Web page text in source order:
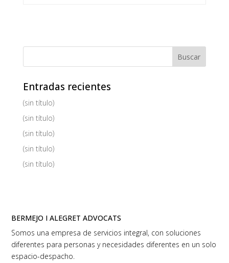
Entradas recientes
(sin título)
(sin título)
(sin título)
(sin título)
(sin título)
BERMEJO I ALEGRET ADVOCATS
Somos una empresa de servicios integral, con soluciones
diferentes para personas y necesidades diferentes en un solo
espacio-despacho.